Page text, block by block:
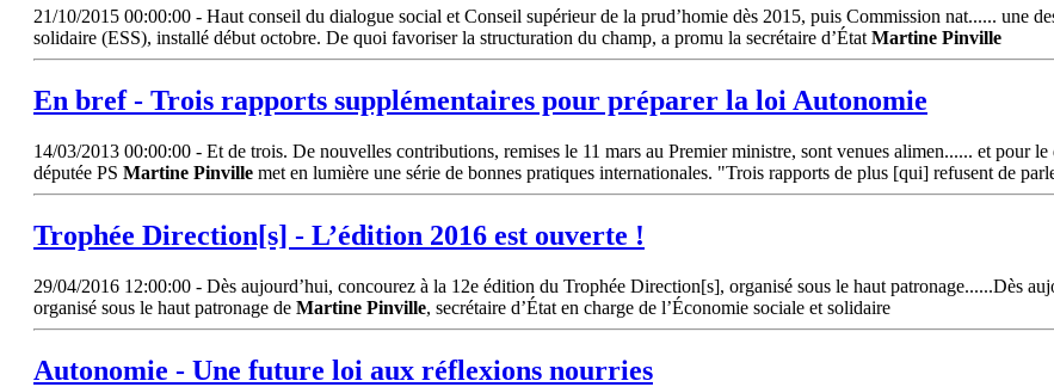
21/10/2015 00:00:00 - Haut conseil du dialogue social et Conseil supérieur de la prud’homie dès 2015, puis Commission nat...... une
solidaire (ESS), installé début octobre. De quoi favoriser la structuration du champ, a promu la secrétaire d’État Martine Pinville
En bref - Trois rapports supplémentaires pour préparer la loi Autonomie
14/03/2013 00:00:00 - Et de trois. De nouvelles contributions, remises le 11 mars au Premier ministre, sont venues alimen...... et pour
députée PS Martine Pinville met en lumière une série de bonnes pratiques internationales. "Trois rapports de plus [qui] refusent de
Trophée Direction[s] - L’édition 2016 est ouverte !
29/04/2016 12:00:00 - Dès aujourd’hui, concourez à la 12e édition du Trophée Direction[s], organisé sous le haut patronage......Dès
organisé sous le haut patronage de Martine Pinville, secrétaire d’État en charge de l’Économie sociale et solidaire
Autonomie - Une future loi aux réflexions nourries